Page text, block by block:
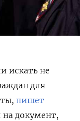
искать не
для
пишет
на документ,